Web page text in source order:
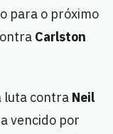
para o próximo
Carlston
luta contra Neil
vencido por